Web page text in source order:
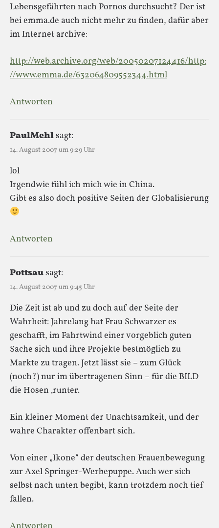
Lebensgefährten nach Pornos durchsucht? Der ist
bei emma.de auch nicht mehr zu finden, dafür aber
im Internet archive:
http://web.archive.org/web/20050207124416/http:
//www.emma.de/632064809552344.html
Antworten
PaulMehlsagt:
14. August 2007 um 9:29 Uhr
lol
Irgendwie fühl ich mich wie in China.
Gibt es also doch positive Seiten der Globalisierung
Antworten
Pottsausagt:
14. August 2007 um 9:45 Uhr
Die Zeit ist ab und zu doch auf der Seite der
Wahrheit: Jahrelang hat Frau Schwarzer es
geschafft, im Fahrtwind einer vorgeblich guten
Sache sich und ihre Projekte bestmöglich zu
Markte zu tragen. Jetzt lässt sie – zum Glück
(noch?) nur im übertragenen Sinn – für die BILD
die Hosen ‚runter.
Ein kleiner Moment der Unachtsamkeit, und der
wahre Charakter offenbart sich.
Von einer „Ikone“ der deutschen Frauenbewegung
zur Axel Springer-Werbepuppe. Auch wer sich
selbst nach unten begibt, kann trotzdem noch tief
fallen.